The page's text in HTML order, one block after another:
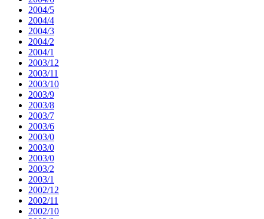
2004/5
2004/4
2004/3
2004/2
2004/1
2003/12
2003/11
2003/10
2003/9
2003/8
2003/7
2003/6
2003/0
2003/0
2003/0
2003/2
2003/1
2002/12
2002/11
2002/10